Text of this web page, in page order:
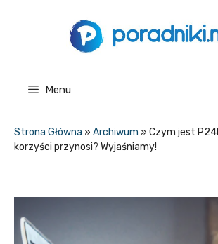
Menu
Strona Główna » Archiwum » Czym jest
korzyści przynosi? Wyjaśniamy!